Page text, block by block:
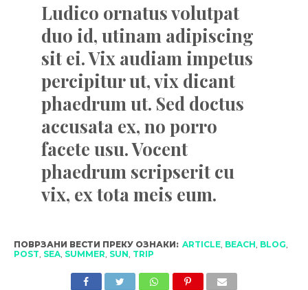
Ludico ornatus volutpat
duo id, utinam adipiscing
sit ei. Vix audiam impetus
percipitur ut, vix dicant
phaedrum ut. Sed doctus
accusata ex, no porro
facete usu. Vocent
phaedrum scripserit cu
vix, ex tota meis eum.
ПОВРЗАНИ ВЕСТИ ПРЕКУ ОЗНАКИ: ARTICLE, BEACH, BLOG,
POST, SEA, SUMMER, SUN, TRIP